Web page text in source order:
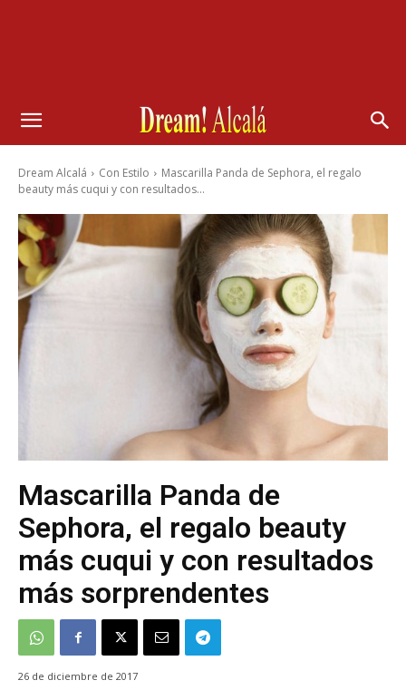
Dream Alcalá Con Estilo
Mascarilla Panda de Sephora, el regalo
beauty más cuqui y con resultados...
Mascarilla Panda de
Sephora, el regalo beauty
más cuqui y con resultados
más sorprendentes
26 de diciembre de 2017